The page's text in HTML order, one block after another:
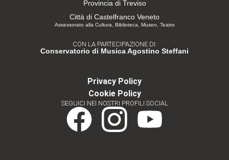
Provincia di Treviso
Città di Castelfranco Veneto
Assessorato alla Cultura, Biblioteca, Museo, Teatro
CON LA PARTECIPAZIONE DI:
Conservatorio di Musica Agostino Steffani
Privacy Policy
Cookie Policy
SEGUICI NEI NOSTRI PROFILI SOCIAL